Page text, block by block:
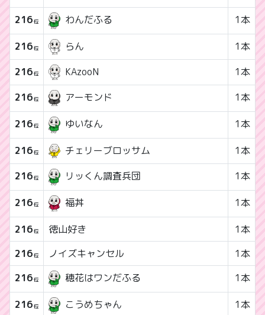
216位 わんだふる 1本
216位 らん
1本
216位 KAzooN
1本
216位 アーモンド 1本
216位 ゆいなん 1本
216位 チェリーブロッサム
1本
216位 リッくん調査兵団 1本
216位 福丼 1本
216位 徳山好き
1本
216位 ノイズキャンセル
1本
216位 穂花はワンだふる 1本
216位 こうめちゃん 1本